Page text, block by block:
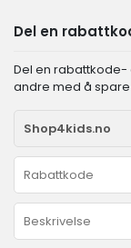
Del en
Del en rabattkode-
andre med å